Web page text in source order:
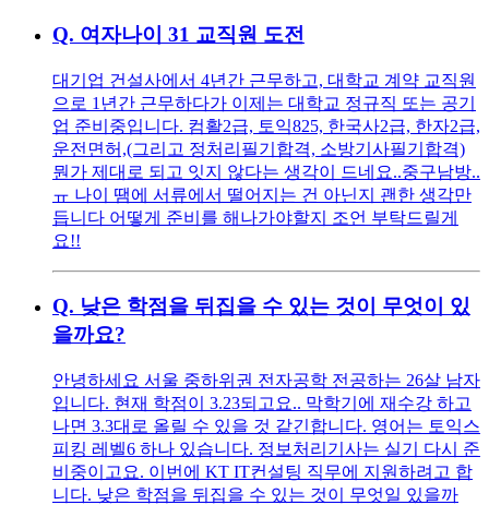
Q. 여자나이 31 교직원 도전
대기업 건설사에서 4년간 근무하고, 대학교 계약 교직원
으로 1년간 근무하다가 이제는 대학교 정규직 또는 공기
업 준비중입니다. 컴활2급, 토익825, 한국사2급, 한자2급,
운전면허,(그리고 정처리필기합격, 소방기사필기합격)
뭔가 제대로 되고 잇지 않다는 생각이 드네요..중구남방..
ㅠ 나이 땜에 서류에서 떨어지는 건 아닌지 괜한 생각만
듭니다 어떻게 준비를 해나가야할지 조언 부탁드릴게
요!!
Q. 낮은 학점을 뒤집을 수 있는 것이 무엇이 있
을까요?
안녕하세요 서울 중하위권 전자공학 전공하는 26살 남자
입니다. 현재 학점이 3.23되고요.. 막학기에 재수강 하고
나면 3.3대로 올릴 수 있을 것 같긴합니다. 영어는 토익스
피킹 레벨6 하나 있습니다. 정보처리기사는 실기 다시 준
비중이고요. 이번에 KT IT컨설팅 직무에 지원하려고 합
니다. 낮은 학점을 뒤집을 수 있는 것이 무엇일 있을까